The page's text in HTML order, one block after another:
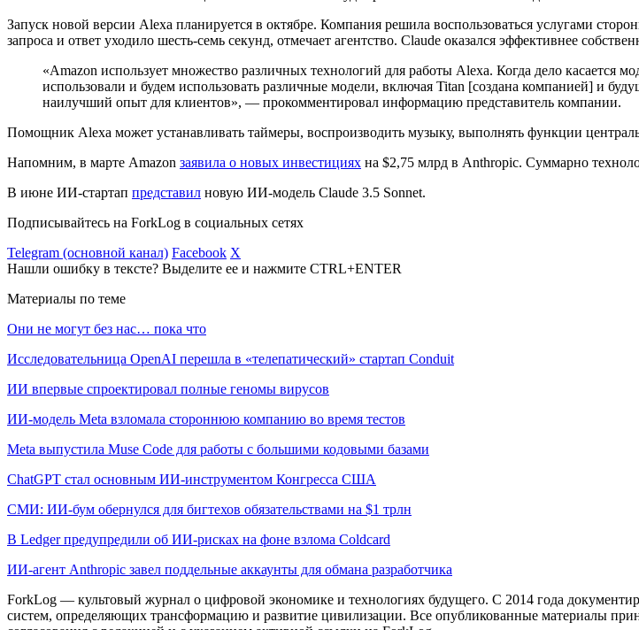
Запуск новой версии Alexa планируется в октябре. Компания решила воспользоваться услугами
запроса и ответ уходило шесть-семь секунд, отмечает агентство. Claude оказался эффективнее
«Amazon использует множество различных технологий для работы Alexa. Когда дело
использовали и будем использовать различные модели, включая Titan [создана компанией] и
наилучший опыт для клиентов», — прокомментировал информацию представитель компании.
Помощник Alexa может устанавливать таймеры, воспроизводить музыку, выполнять функции
Напомним, в марте Amazon заявила о новых инвестициях на $2,75 млрд в Anthropic. Суммарно
В июне ИИ-стартап представил новую ИИ-модель Claude 3.5 Sonnet.
Подписывайтесь на ForkLog в социальных сетях
Telegram (основной канал) Facebook X
Нашли ошибку в тексте? Выделите ее и нажмите CTRL+ENTER
Материалы по теме
Они не могут без нас… пока что
Исследовательница OpenAI перешла в «телепатический» стартап Conduit
ИИ впервые спроектировал полные геномы вирусов
ИИ-модель Meta взломала стороннюю компанию во время тестов
Meta выпустила Muse Code для работы с большими кодовыми базами
ChatGPT стал основным ИИ-инструментом Конгресса США
СМИ: ИИ-бум обернулся для бигтехов обязательствами на $1 трлн
В Ledger предупредили об ИИ-рисках на фоне взлома Coldcard
ИИ-агент Anthropic завел поддельные аккаунты для обмана разработчика
ForkLog — культовый журнал о цифровой экономике и технологиях будущего. С 2014 года
систем, определяющих трансформацию и развитие цивилизации. Все опубликованные материалы